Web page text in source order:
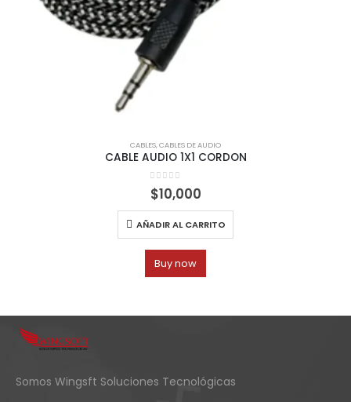
CABLES,CABLES DE AUDIO
CABLE AUDIO 1X1 CORDON
0out of 5
$10,000
AÑADIR AL CARRITO
Buy now
Somos Wingsft Soluciones Tecnológicas